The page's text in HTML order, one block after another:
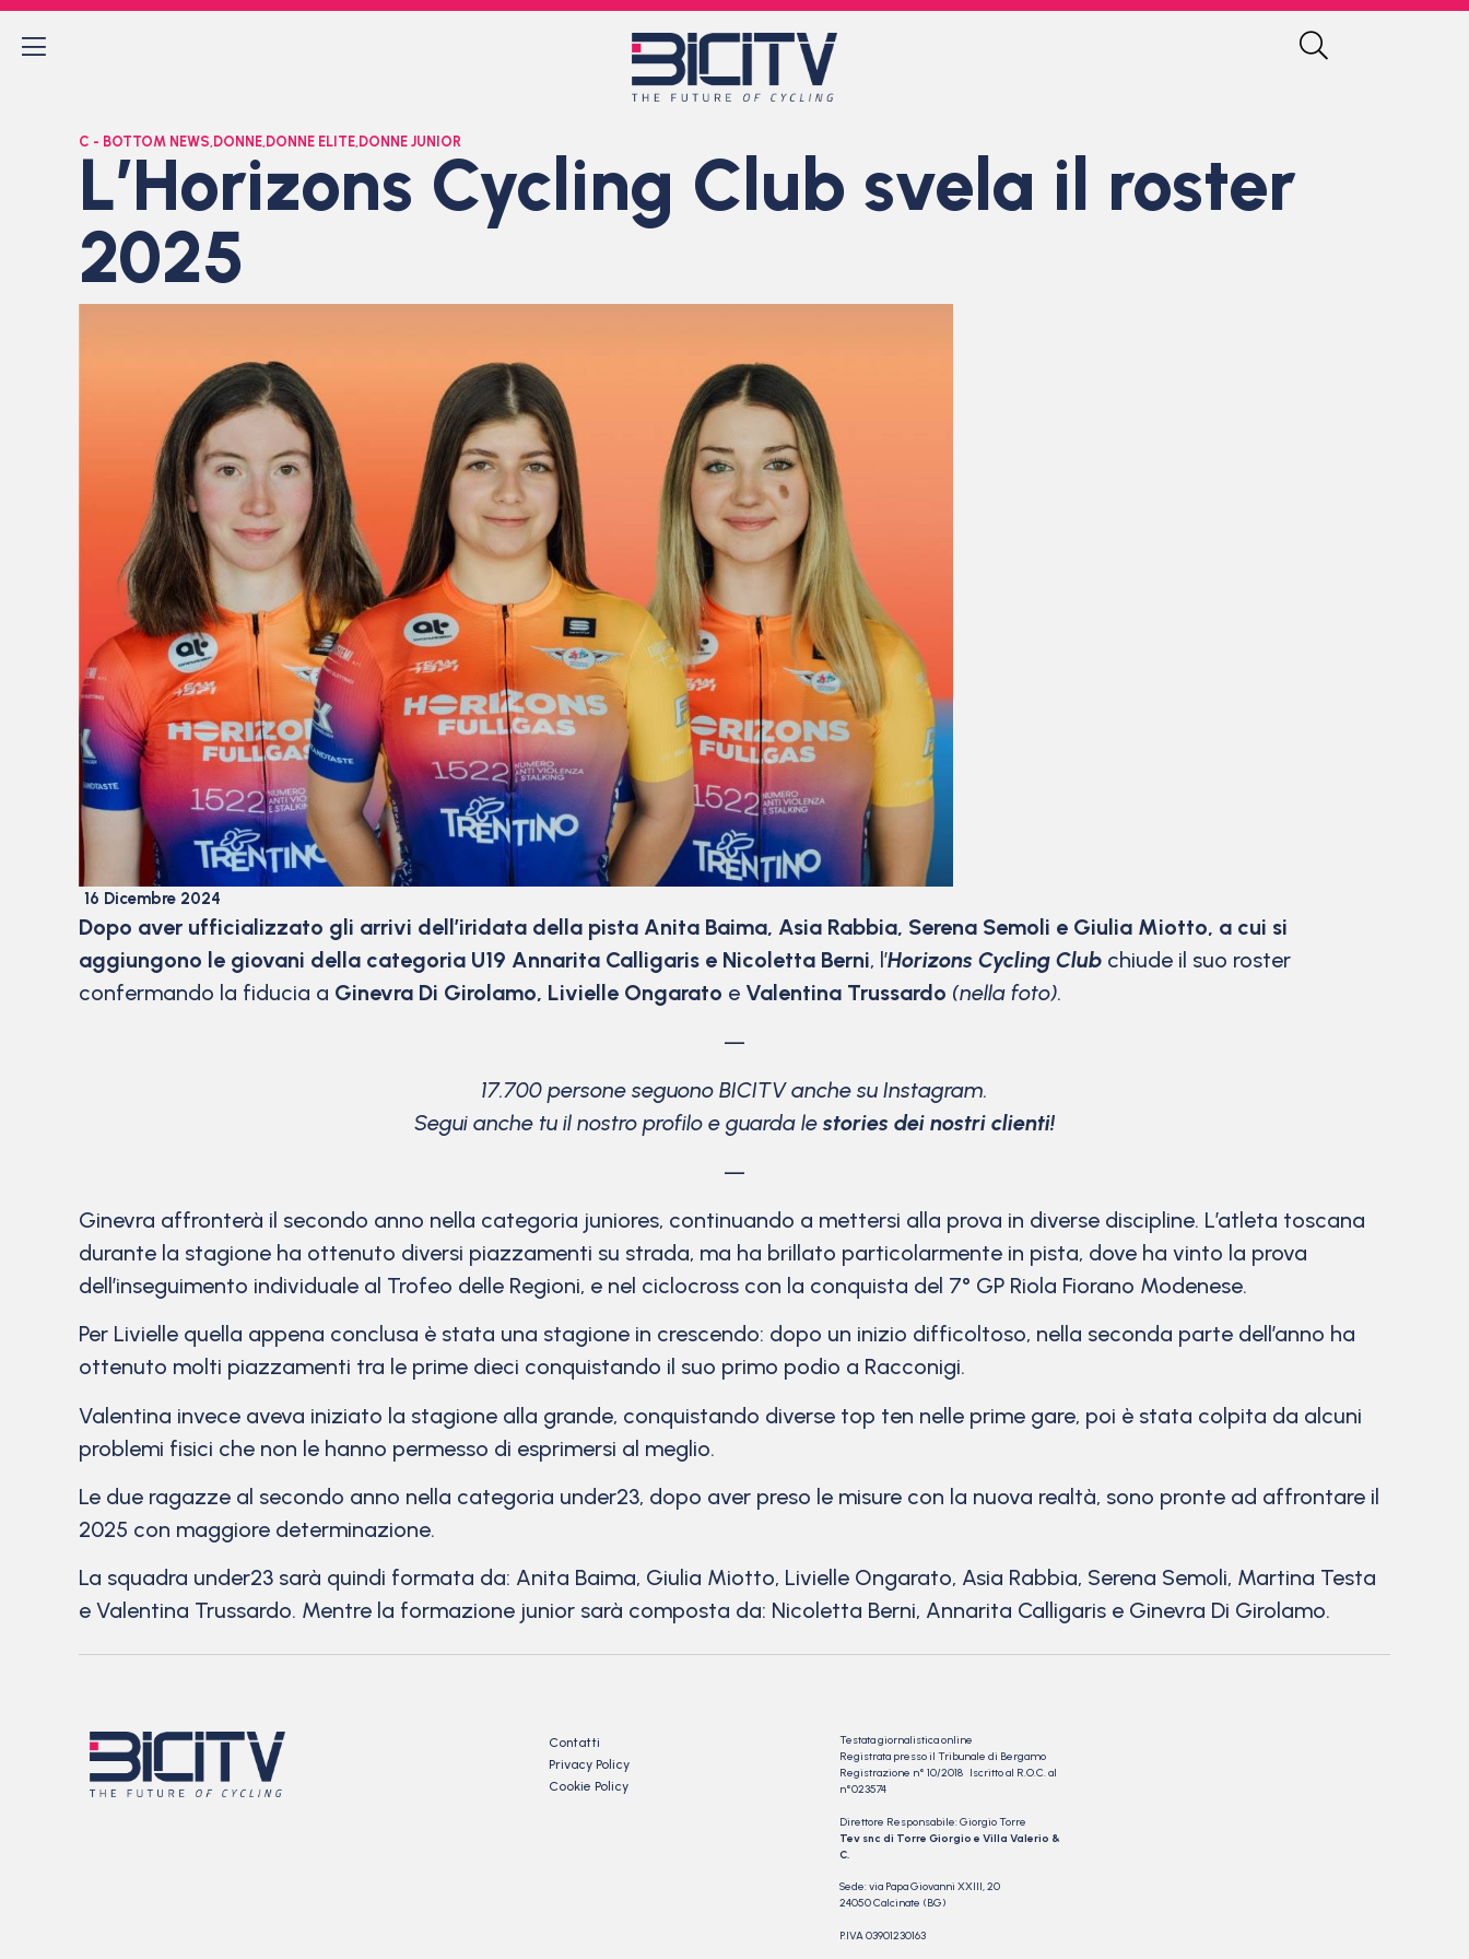
C - BOTTOM NEWS, DONNE, DONNE ELITE, DONNE JUNIOR
L’Horizons Cycling Club svela il roster
2025
16 Dicembre 2024
Dopo aver ufficializzato gli arrivi dell’iridata della pista Anita Baima, Asia Rabbia, Serena Semoli e Giulia Miotto, a cui si
aggiungono le giovani della categoria U19 Annarita Calligaris e Nicoletta Berni, l’Horizons Cycling Club chiude il suo roster
confermando la fiducia a Ginevra Di Girolamo, Livielle Ongarato e Valentina Trussardo (nella foto).
—
17.700 persone seguono BICITV anche su Instagram.
Segui anche tu il nostro profilo e guarda le stories dei nostri clienti!
—
Ginevra affronterà il secondo anno nella categoria juniores, continuando a mettersi alla prova in diverse discipline. L’atleta toscana
durante la stagione ha ottenuto diversi piazzamenti su strada, ma ha brillato particolarmente in pista, dove ha vinto la prova
dell’inseguimento individuale al Trofeo delle Regioni, e nel ciclocross con la conquista del 7° GP Riola Fiorano Modenese.
Per Livielle quella appena conclusa è stata una stagione in crescendo: dopo un inizio difficoltoso, nella seconda parte dell’anno ha
ottenuto molti piazzamenti tra le prime dieci conquistando il suo primo podio a Racconigi.
Valentina invece aveva iniziato la stagione alla grande, conquistando diverse top ten nelle prime gare, poi è stata colpita da alcuni
problemi fisici che non le hanno permesso di esprimersi al meglio.
Le due ragazze al secondo anno nella categoria under23, dopo aver preso le misure con la nuova realtà, sono pronte ad affrontare il
2025 con maggiore determinazione.
La squadra under23 sarà quindi formata da: Anita Baima, Giulia Miotto, Livielle Ongarato, Asia Rabbia, Serena Semoli, Martina Testa
e Valentina Trussardo. Mentre la formazione junior sarà composta da: Nicoletta Berni, Annarita Calligaris e Ginevra Di Girolamo.
Contatti
Privacy Policy
Cookie Policy
Testata giornalistica online
Registrata presso il Tribunale di Bergamo
Registrazione n° 10/2018 Iscritto al R.O.C. al
n°023574
Direttore Responsabile: Giorgio Torre
Tev snc di Torre Giorgio e Villa Valerio &
C.
Sede: via Papa Giovanni XXIII, 20
24050 Calcinate (BG)
P.IVA 03901230163